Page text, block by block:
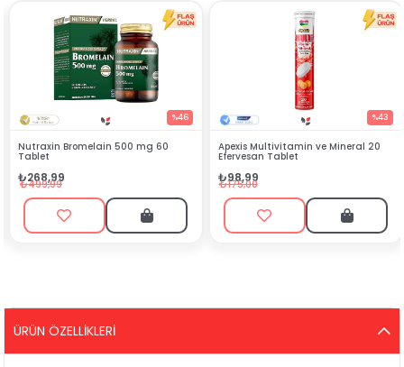
%46 %43
Apexis Multivitamin ve Mineral 20 Silenzio Sprey 30 ml
ÜRÜN ÖZELLIKLERI